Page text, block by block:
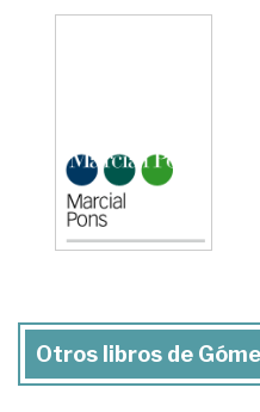
Otros libros de